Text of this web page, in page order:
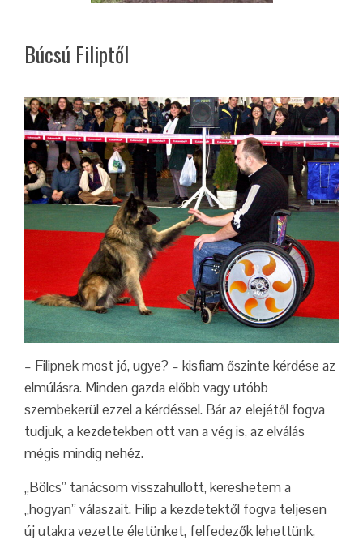
Búcsú Filiptől
– Filipnek most jó, ugye? – kisfiam őszinte kérdése az
elmúlásra. Minden gazda előbb vagy utóbb
szembekerül ezzel a kérdéssel. Bár az elejétől fogva
tudjuk, a kezdetekben ott van a vég is, az elválás
mégis mindig nehéz.
„Bölcs” tanácsom visszahullott, kereshetem a
„hogyan” válaszait. Filip a kezdetektől fogva teljesen
új utakra vezette életünket, felfedezők lehettünk,